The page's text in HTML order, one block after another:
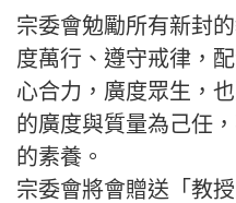
宗委會勉勵所有新封
度萬行、遵守戒律，
心合力，廣度眾生，
的廣度與質量為己任
的素養。
宗委會將會贈送「教